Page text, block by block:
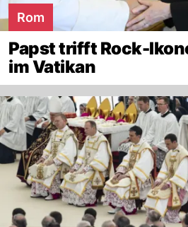
Rom
Papst trifft Rock-
im Vatikan